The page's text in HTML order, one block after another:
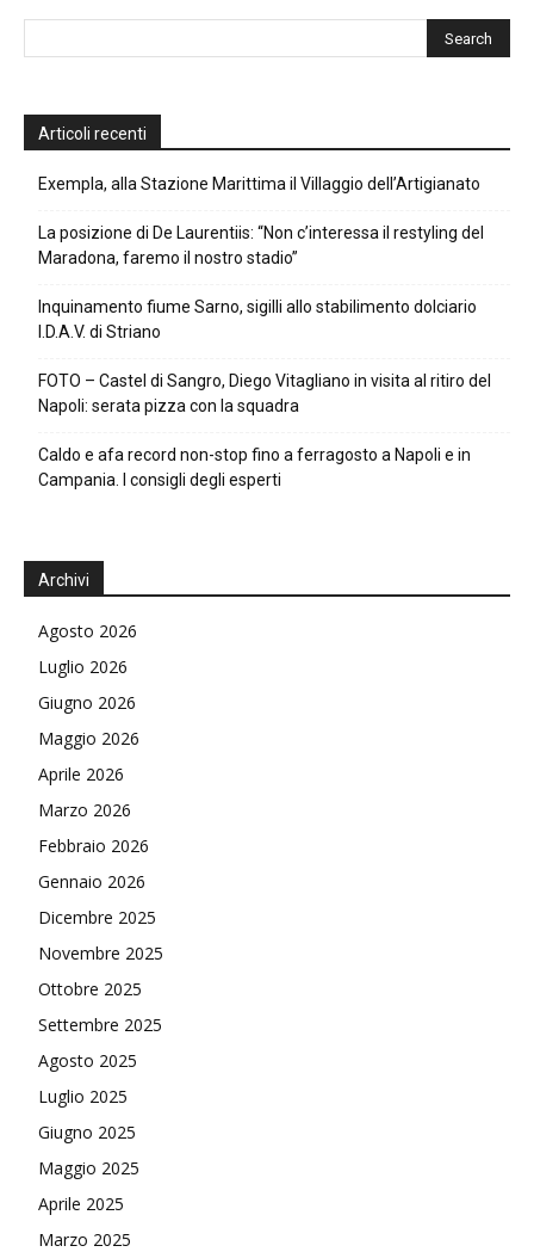
Articoli recenti
Exempla, alla Stazione Marittima il Villaggio dell’Artigianato
La posizione di De Laurentiis: “Non c’interessa il restyling del
Maradona, faremo il nostro stadio”
Inquinamento fiume Sarno, sigilli allo stabilimento dolciario
I.D.A.V. di Striano
FOTO – Castel di Sangro, Diego Vitagliano in visita al ritiro del
Napoli: serata pizza con la squadra
Caldo e afa record non-stop fino a ferragosto a Napoli e in
Campania. I consigli degli esperti
Archivi
Agosto 2026
Luglio 2026
Giugno 2026
Maggio 2026
Aprile 2026
Marzo 2026
Febbraio 2026
Gennaio 2026
Dicembre 2025
Novembre 2025
Ottobre 2025
Settembre 2025
Agosto 2025
Luglio 2025
Giugno 2025
Maggio 2025
Aprile 2025
Marzo 2025